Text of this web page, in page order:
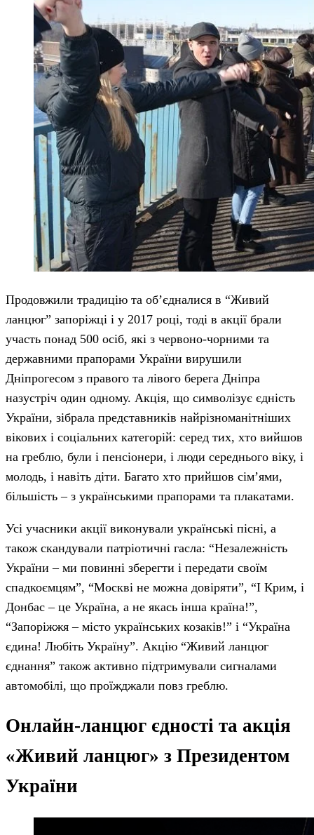
Продовжили традицію та об’єдналися в “Живий
ланцюг” запоріжці і у 2017 році, тоді в акції брали
участь понад 500 осіб, які з червоно-чорними та
державними прапорами України вирушили
Дніпрогесом з правого та лівого берега Дніпра
назустріч один одному. Акція, що символізує єдність
України, зібрала представників найрізноманітніших
вікових і соціальних категорій: серед тих, хто вийшов
на греблю, були і пенсіонери, і люди середнього віку, і
молодь, і навіть діти. Багато хто прийшов сім’ями,
більшість – з українськими прапорами та плакатами.
Усі учасники акції виконували українські пісні, а
також скандували патріотичні гасла: “Незалежність
України – ми повинні зберегти і передати своїм
спадкоємцям”, “Москві не можна довіряти”, “І Крим, і
Донбас – це Україна, а не якась інша країна!”,
“Запоріжжя – місто українських козаків!” і “Україна
єдина! Любіть Україну”. Акцію “Живий ланцюг
єднання” також активно підтримували сигналами
автомобілі, що проїжджали повз греблю.
Онлайн-ланцюг єдності та акція
«Живий ланцюг» з Президентом
України